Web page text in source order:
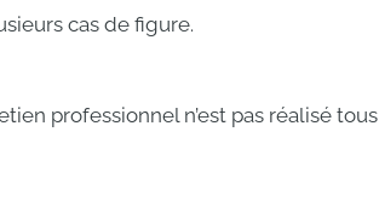
cas de figure.
professionnel n’est pas réalisé tous